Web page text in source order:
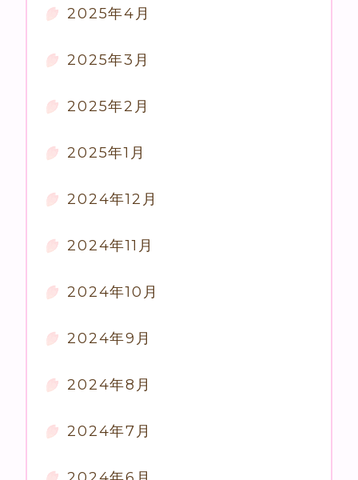
2025年4月
2025年3月
2025年2月
2025年1月
2024年12月
2024年11月
2024年10月
2024年9月
2024年8月
2024年7月